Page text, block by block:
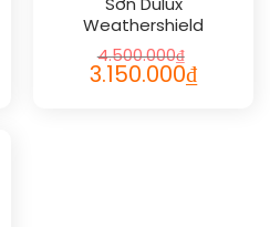
Sơn Dulux
Weathershield
Powerflexx Flexx Pro
4.500.000₫
3.150.000₫